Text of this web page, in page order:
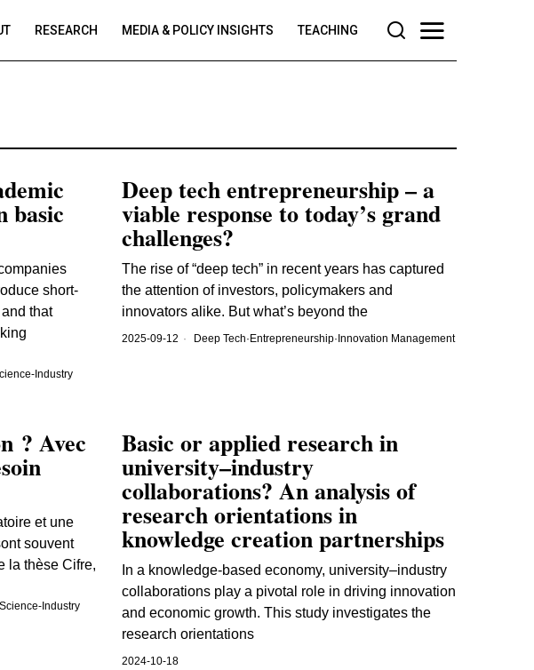
RESEARCH MEDIA & POLICY INSIGHTS TEACHING
basic
short-
that
Industry
Deep tech entrepreneurship – a
viable response to today’s grand
challenges?
The rise of “deep tech” in recent years has captured
the attention of investors, policymakers and
innovators alike. But what’s beyond the
2025-09-12 Deep Tech· Entrepreneurship· Innovation Management
? Avec
et une
souvent
la thèse Cifre,
Science-Industry
Basic or applied research in
university–industry
collaborations? An analysis of
research orientations in
knowledge creation partnerships
In a knowledge-based economy, university–industry
collaborations play a pivotal role in driving innovation
and economic growth. This study investigates the
research orientations
2024-10-18